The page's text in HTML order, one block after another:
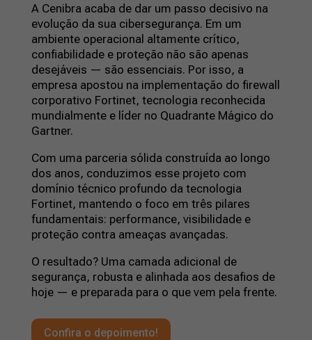
A Cenibra acaba de dar um passo decisivo na
evolução da sua cibersegurança. Em um
ambiente operacional altamente crítico,
confiabilidade e proteção não são apenas
desejáveis — são essenciais. Por isso, a
empresa apostou na implementação do firewall
corporativo Fortinet, tecnologia reconhecida
mundialmente e líder no Quadrante Mágico do
Gartner.
Com uma parceria sólida construída ao longo
dos anos, conduzimos esse projeto com
domínio técnico profundo da tecnologia
Fortinet, mantendo o foco em três pilares
fundamentais: performance, visibilidade e
proteção contra ameaças avançadas.
O resultado? Uma camada adicional de
segurança, robusta e alinhada aos desafios de
hoje — e preparada para o que vem pela frente.
Confira o depoimento!